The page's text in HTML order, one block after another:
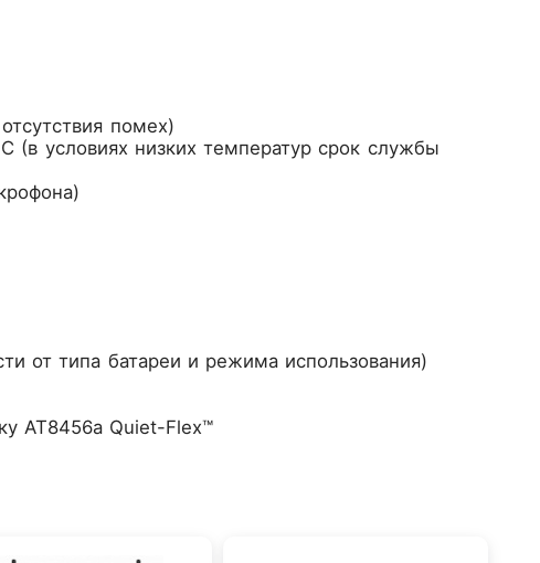
помех)
условиях низких температур срок службы
от типа батареи и режима использования)
AT8456a Quiet-Flex™